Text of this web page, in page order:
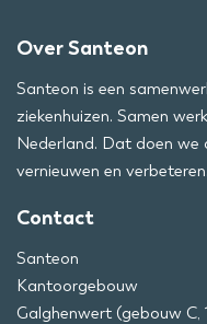
Over Santeon
Santeon is een
ziekenhuizen. Samen
Nederland. Dat doen we
vernieuwen en verbeteren.
Contact
Santeon
Kantoorgebouw
Galghenwert (gebouw C,